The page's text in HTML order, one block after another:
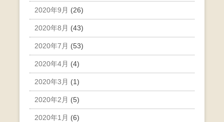
2020年9月 (26)
2020年8月 (43)
2020年7月 (53)
2020年4月 (4)
2020年3月 (1)
2020年2月 (5)
2020年1月 (6)